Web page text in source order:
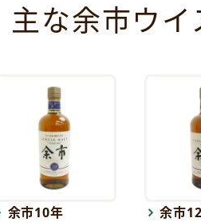
主な余市ウ
余市10年 余市